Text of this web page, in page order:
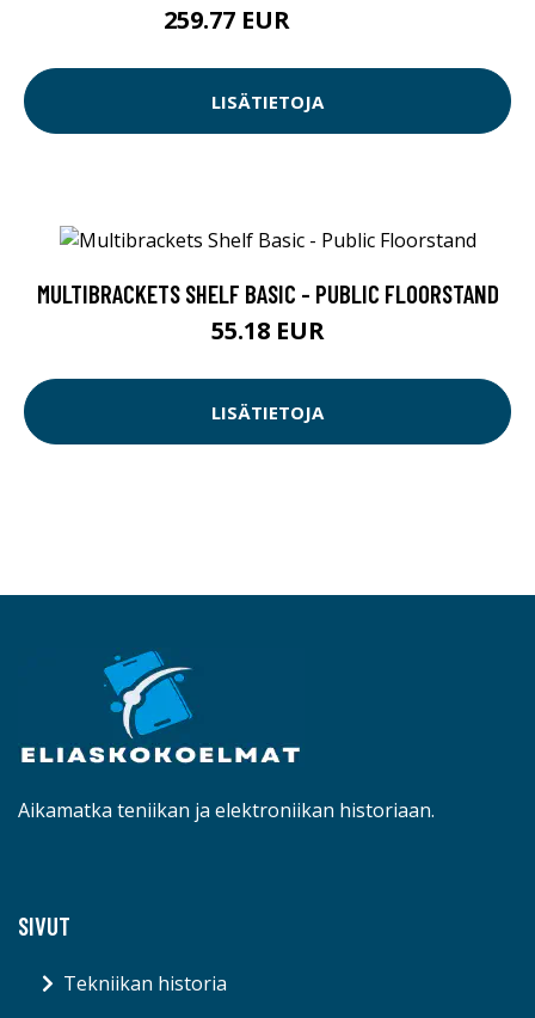
259.77 EUR
LISÄTIETOJA
MULTIBRACKETS SHELF BASIC - PUBLIC FLOORSTAND
55.18 EUR
LISÄTIETOJA
Aikamatka teniikan ja elektroniikan historiaan.
SIVUT
Tekniikan historia